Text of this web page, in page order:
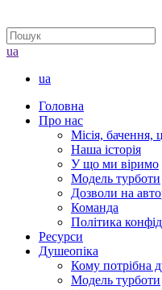
ua
ua
Головна
Про нас
Місія, бачення,
Наша історія
У що ми віримо
Модель турботи
Дозволи на
Команда
Політика
Ресурси
Душеопіка
Кому потрібна
Модель турботи